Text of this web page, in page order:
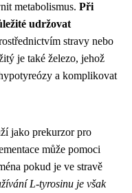
metabolismus. Při
udržovat
stravy nebo
je také železo, jehož
a komplikovat
jako prekurzor pro
může pomoci
pokud je ve stravě
L-tyrosinu je však